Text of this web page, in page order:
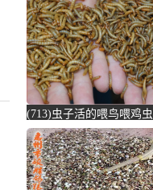
(713)虫子活的喂鸟喂鸡虫
子小鸟吃的虫子黄粉虫大
麦虫宠物饲-鸡饲料(蕴橙
汇家居专营店仅售19.45
元)